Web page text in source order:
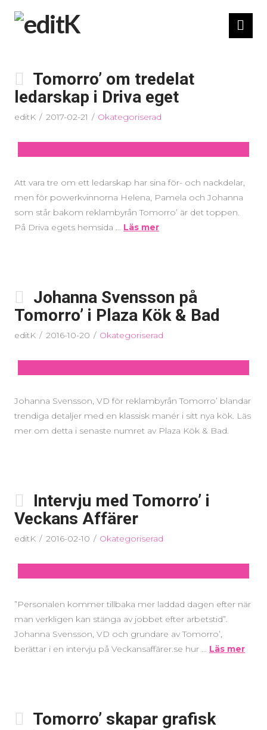
Tomorro’ om tredelat
ledarskap i Driva eget
editK 2017-02-21 Okategoriserad
Att vara tre om ett ledarskap har sina för- och nackdelar,
men för powerkvinnorna Helena, Pamela och Johanna
som står bakom reklambyrån Tomorro’ är det toppen.
På Driva egets hemsida … Läs mer
Johanna Svensson på
Tomorro’ i Plaza Kök & Bad
editK 2016-10-20 Okategoriserad
Johanna Svensson, VD för reklambyrån Tomorro’ blandar
trendiga detaljer med en klassisk manér i sitt nya kök. Läs
mer om detta i senaste numret av Plaza Kök & Bad.
Intervju med Tomorro’ i
Veckans Affärer
editK 2016-02-10 Okategoriserad
”Personalen kommer tillbaka mer laddad dagen efter när
man verkligen kan stänga av jobbet efter arbetstid”.
Johanna Svensson, VD och grundare av Tomorro’,
berättar i en intervju på Veckansaffärer.se hur … Läs mer
Tomorro’ skapar grafisk